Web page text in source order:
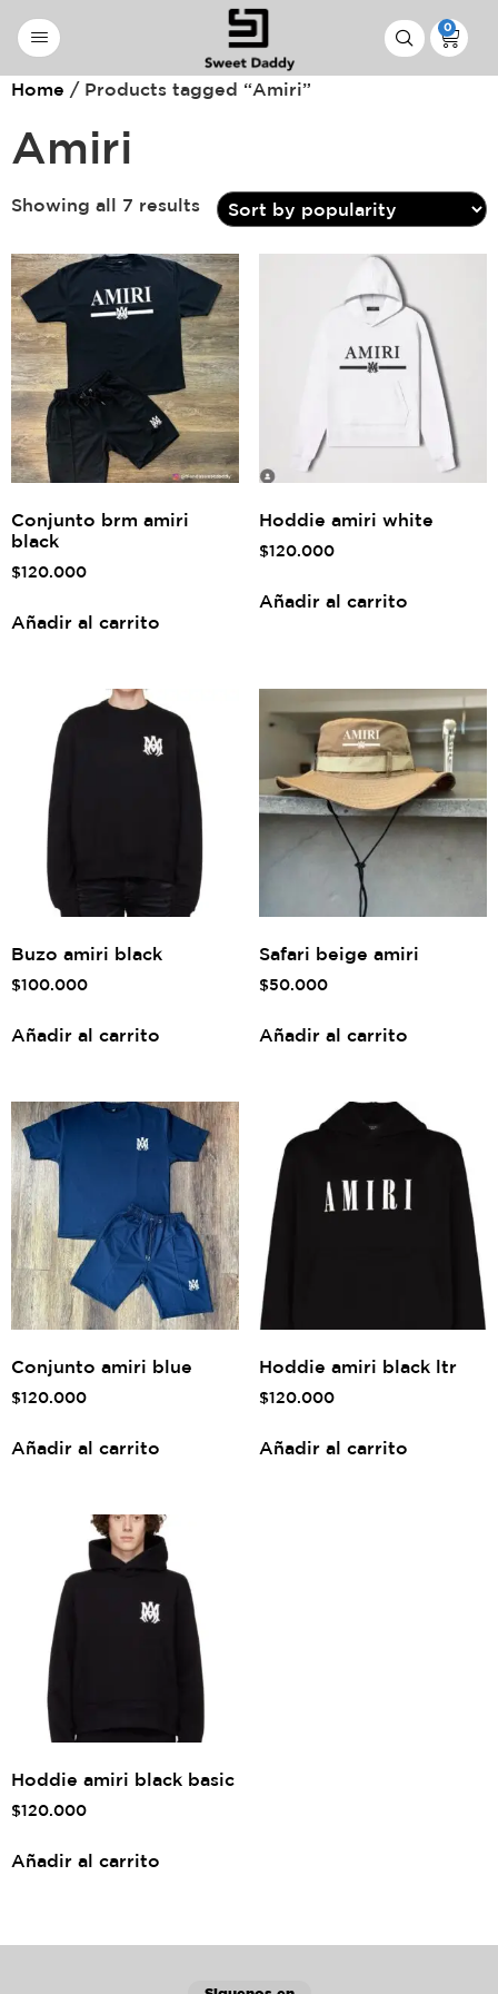
0
Home / Products tagged “Amiri”
Amiri
Showing all 7 results
Conjunto brm amiri
black
$120.000
Añadir al carrito
Hoddie amiri white
$120.000
Añadir al carrito
Buzo amiri black
$100.000
Añadir al carrito
Safari beige amiri
$50.000
Añadir al carrito
Conjunto amiri blue
$120.000
Añadir al carrito
Hoddie amiri black ltr
$120.000
Añadir al carrito
Hoddie amiri black basic
$120.000
Añadir al carrito